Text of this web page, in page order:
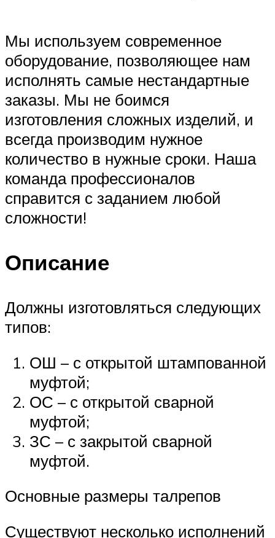
Мы используем современное
оборудование, позволяющее нам
исполнять самые нестандартные
заказы. Мы не боимся
изготовления сложных изделий, и
всегда производим нужное
количество в нужные сроки. Наша
команда профессионалов
справится с заданием любой
сложности!
Описание
Должны изготовляться следующих
типов:
ОШ – с открытой штампованной
муфтой;
ОС – с открытой сварной
муфтой;
ЗС – с закрытой сварной
муфтой.
Основные размеры талрепов
Существуют несколько исполнений